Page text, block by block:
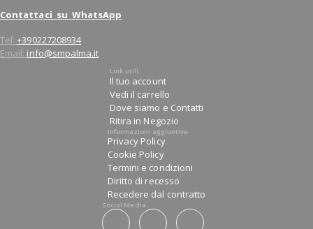
Contattaci su WhatsApp
Tel:+390227208934
Email: info@smpalma.it
Link utili
Il tuo account
Vedi il carrello
Dove siamo e Contatti
Ritira in Negozio
Informazioni aggiuntive
Privacy Policy
Cookie Policy
Termini e condizioni
Diritto di recesso
Recedere dal contratto
Social Media